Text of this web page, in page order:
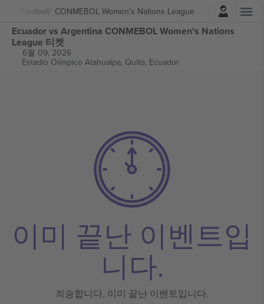
Football CONMEBOL Women's Nations League
로그인
Ecuador vs Argentina CONMEBOL Women's Nations
League 티켓
6월 09, 2026
Estadio Olímpico Atahualpa, Quito, Ecuador
이미 끝난 이벤트입
니다.
죄송합니다, 이미 끝난 이벤트입니다.